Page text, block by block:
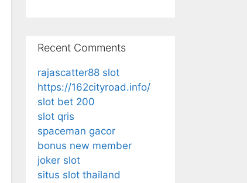
Recent Comments
rajascatter88 slot
https://162cityroad.info/
slot bet 200
slot qris
spaceman gacor
bonus new member
joker slot
situs slot thailand